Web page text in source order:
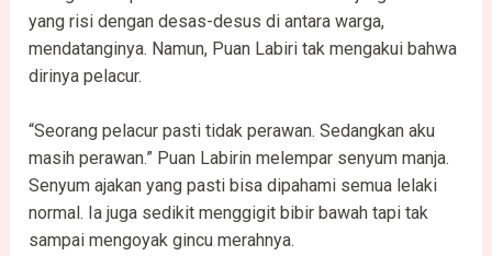
yang risi dengan desas-desus di antara warga,
mendatanginya. Namun, Puan Labiri tak mengakui bahwa
dirinya pelacur.
“Seorang pelacur pasti tidak perawan. Sedangkan aku
masih perawan.” Puan Labirin melempar senyum manja.
Senyum ajakan yang pasti bisa dipahami semua lelaki
normal. Ia juga sedikit menggigit bibir bawah tapi tak
sampai mengoyak gincu merahnya.